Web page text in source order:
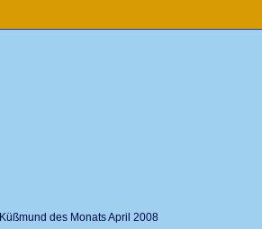
Küßmund des Monats April 2008